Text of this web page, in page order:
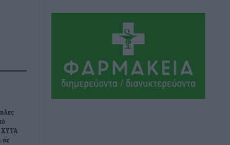
ΧΥΤΑ
σε
Κατταβιά: Πρόεδρος ο Μανώλης
Φραντζής, απέκτησε τον νεαρό
Καρακασιάν
Αθλητικά• πριν 3 ώρες